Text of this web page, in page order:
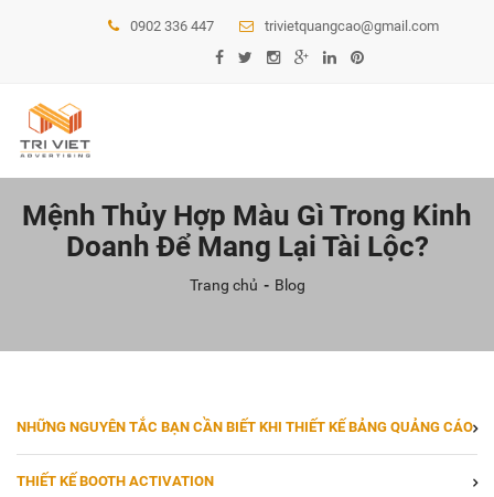
0902 336 447 trivietquangcao@gmail.com
Mệnh Thủy Hợp Màu Gì Trong Kinh
Doanh Để Mang Lại Tài Lộc?
Trang chủ Blog
NHỮNG NGUYÊN TẮC BẠN CẦN BIẾT KHI THIẾT KẾ BẢNG QUẢNG CÁO
THIẾT KẾ BOOTH ACTIVATION